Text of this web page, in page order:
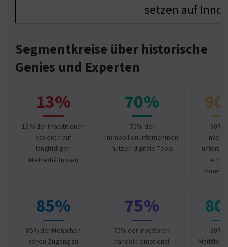
setzen auf
Segmentkreise über historische
Genies und Experten
13%
13% der Investitionen
basieren auf
langfristigen
Mietverhältnissen
70%
70% der
Immobilienunternehmen
nutzen digitale Tools
90%
85%
85% der Menschen
sehen Zugang zu
75%
75% der Investoren
handeln emotional
80%